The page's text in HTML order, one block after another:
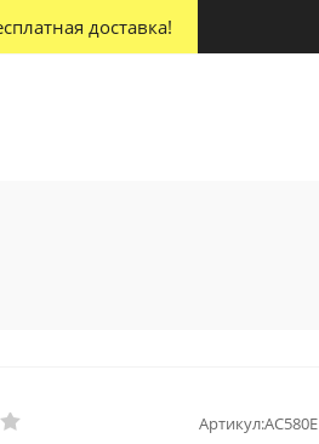
доставка!
Артикул:AC580E